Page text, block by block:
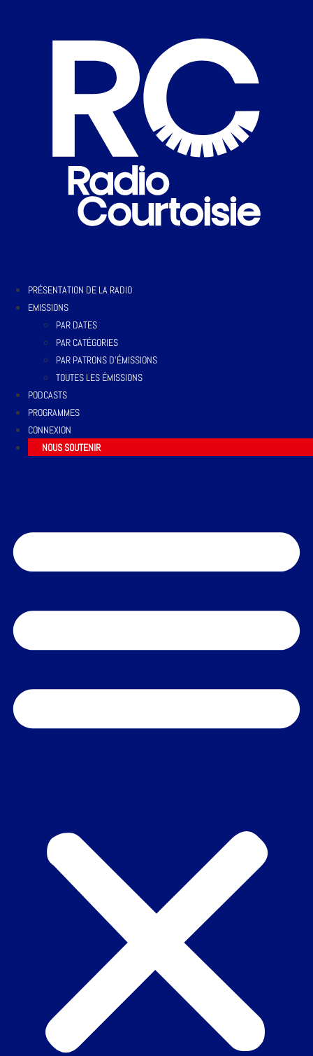
PRÉSENTATION DE LA RADIO
EMISSIONS
PAR DATES
PAR CATÉGORIES
PAR PATRONS D’ÉMISSIONS
TOUTES LES ÉMISSIONS
PODCASTS
PROGRAMMES
CONNEXION
NOUS SOUTENIR